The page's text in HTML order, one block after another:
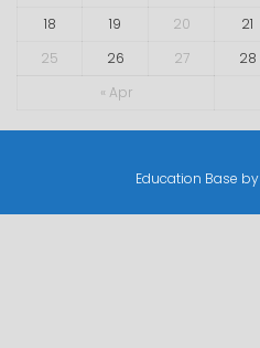
« Apr
18
19 20 21
25
26 27 28
Education Base by